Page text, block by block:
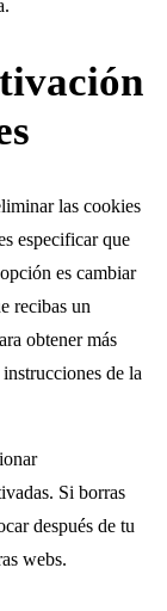
las cookies
especificar que
es cambiar
recibas un
obtener más
de la
Si borras
después de tu
webs.